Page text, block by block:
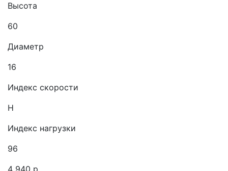
Высота
60
Диаметр
16
Индекс скорости
H
Индекс нагрузки
96
4 940 р